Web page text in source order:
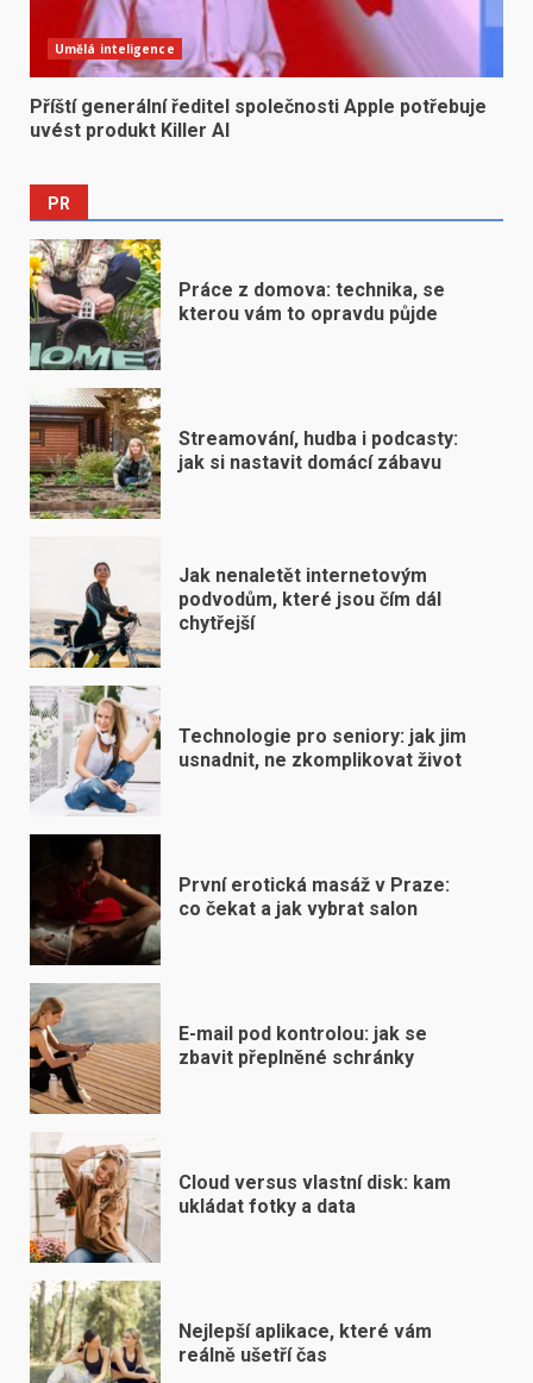
Umělá inteligence
Příští generální ředitel společnosti Apple potřebuje
uvést produkt Killer AI
PR
Práce z domova: technika, se
kterou vám to opravdu půjde
Streamování, hudba i podcasty:
jak si nastavit domácí zábavu
Jak nenaletět internetovým
podvodům, které jsou čím dál
chytřejší
Technologie pro seniory: jak jim
usnadnit, ne zkomplikovat život
První erotická masáž v Praze:
co čekat a jak vybrat salon
E-mail pod kontrolou: jak se
zbavit přeplněné schránky
Cloud versus vlastní disk: kam
ukládat fotky a data
Nejlepší aplikace, které vám
reálně ušetří čas